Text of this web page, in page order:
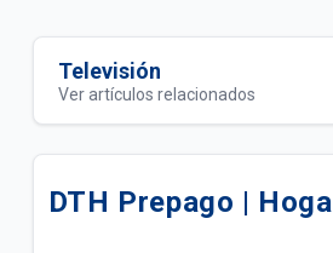
Televisión
Ver artículos relacionados
Actualiza tu servicio de TV y
DTH Prepago |